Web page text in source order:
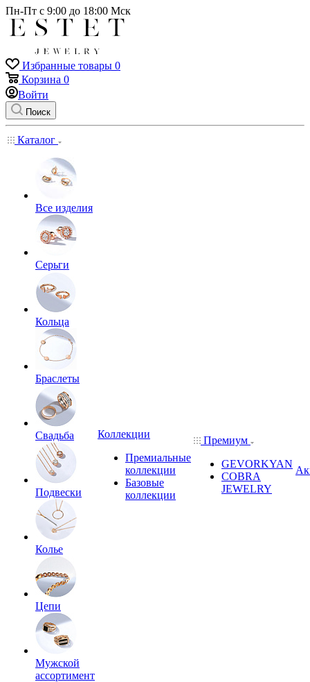
Пн-Пт с 9:00 до 18:00 Мск
Избранные товары 0
Корзина 0
Войти
Поиск
Каталог
Все изделия
Серьги
Кольца
Браслеты
Свадьба
Подвески
Колье
Цепи
Мужской
ассортимент
Коллекции
Премиальные
коллекции
Базовые
коллекции
Премиум
GEVORKYAN
COBRA
JEWELRY